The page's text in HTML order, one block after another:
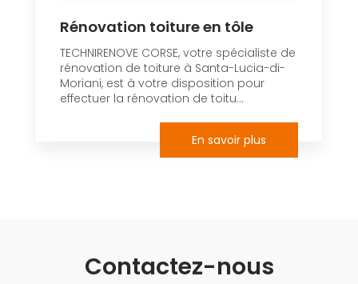
Rénovation toiture en tôle
TECHNIRENOVE CORSE, votre spécialiste de
rénovation de toiture à Santa-Lucia-di-
Moriani, est à votre disposition pour
effectuer la rénovation de toitu...
En savoir plus
Contactez-nous